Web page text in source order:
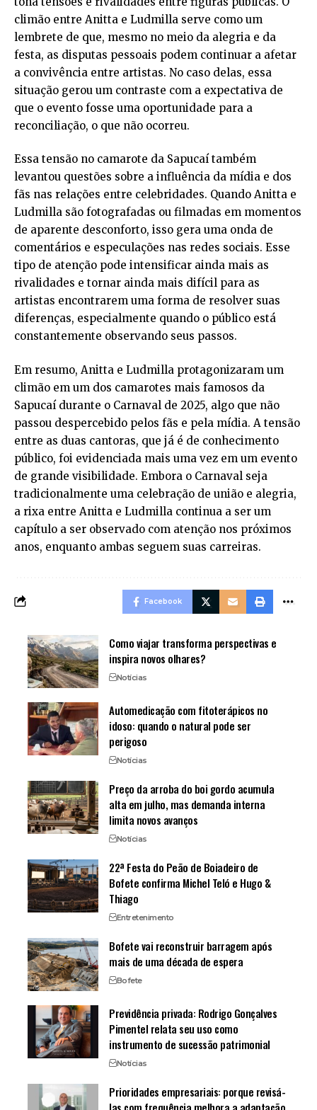
climão entre Anitta e Ludmilla serve como um
lembrete de que, mesmo no meio da alegria e da
festa, as disputas pessoais podem continuar a afetar
a convivência entre artistas. No caso delas, essa
situação gerou um contraste com a expectativa de
que o evento fosse uma oportunidade para a
reconciliação, o que não ocorreu.
Essa tensão no camarote da Sapucaí também
levantou questões sobre a influência da mídia e dos
fãs nas relações entre celebridades. Quando Anitta e
Ludmilla são fotografadas ou filmadas em momentos
de aparente desconforto, isso gera uma onda de
comentários e especulações nas redes sociais. Esse
tipo de atenção pode intensificar ainda mais as
rivalidades e tornar ainda mais difícil para as
artistas encontrarem uma forma de resolver suas
diferenças, especialmente quando o público está
constantemente observando seus passos.
Em resumo, Anitta e Ludmilla protagonizaram um
climão em um dos camarotes mais famosos da
Sapucaí durante o Carnaval de 2025, algo que não
passou despercebido pelos fãs e pela mídia. A tensão
entre as duas cantoras, que já é de conhecimento
público, foi evidenciada mais uma vez em um evento
de grande visibilidade. Embora o Carnaval seja
tradicionalmente uma celebração de união e alegria,
a rixa entre Anitta e Ludmilla continua a ser um
capítulo a ser observado com atenção nos próximos
anos, enquanto ambas seguem suas carreiras.
Facebook
Como viajar transforma perspectivas e
inspira novos olhares?
Notícias
Automedicação com fitoterápicos no
idoso: quando o natural pode ser
perigoso
Notícias
Preço da arroba do boi gordo acumula
alta em julho, mas demanda interna
limita novos avanços
Notícias
22ª Festa do Peão de Boiadeiro de
Bofete confirma Michel Teló e Hugo &
Thiago
Entretenimento
Bofete vai reconstruir barragem após
mais de uma década de espera
Bofete
Previdência privada: Rodrigo Gonçalves
Pimentel relata seu uso como
instrumento de sucessão patrimonial
Notícias
Prioridades empresariais: porque revisá-
las com frequência melhora a adaptação